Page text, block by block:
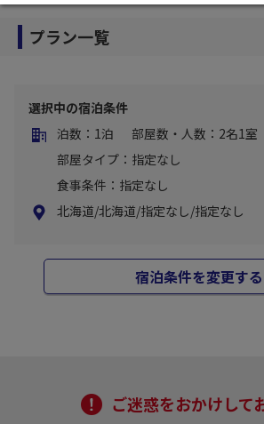
プラン一覧
選択中の宿泊条件
泊数：1泊
部屋数・人数：2名1室
部屋タイプ：指定なし
食事条件：指定なし
北海道/北海道/指定なし/指定なし
宿泊条件を変更する
ご迷惑をおかけして